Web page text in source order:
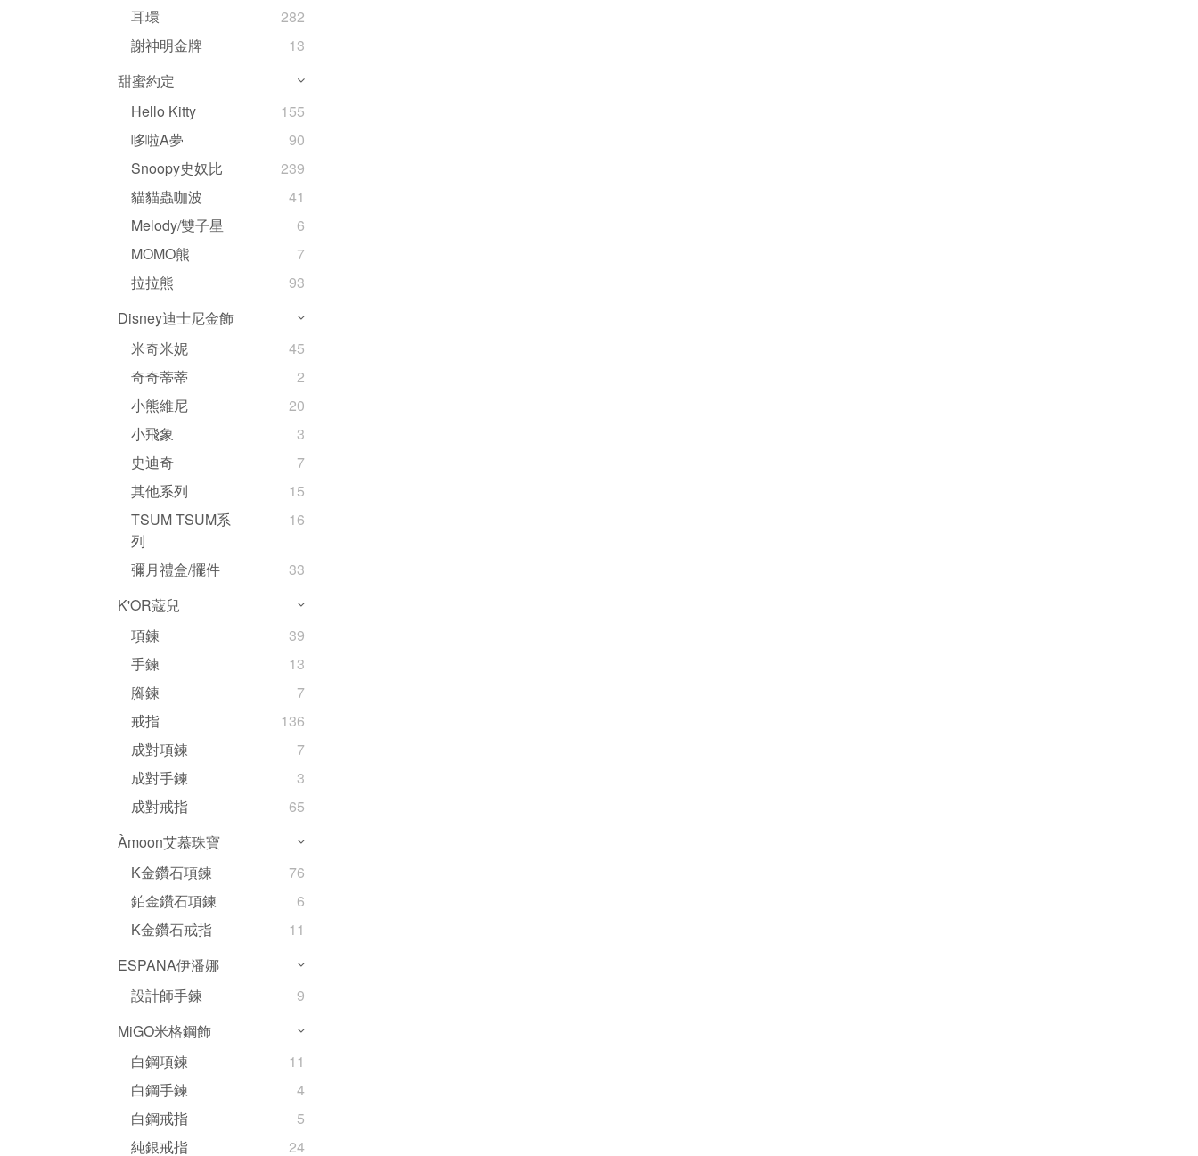
耳環
282
謝神明金牌
13
甜蜜約定
Hello Kitty
155
哆啦A夢
90
Snoopy史奴比
239
貓貓蟲咖波
41
Melody/雙子星
6
MOMO熊
7
拉拉熊
93
Disney迪士尼金飾
米奇米妮
45
奇奇蒂蒂
2
小熊維尼
20
小飛象
3
史迪奇
7
其他系列
15
TSUM TSUM系
列
16
彌月禮盒/擺件
33
K'OR蔻兒
項鍊
39
手鍊
13
腳鍊
7
戒指
136
成對項鍊
7
成對手鍊
3
成對戒指
65
Àmoon艾慕珠寶
K金鑽石項鍊
76
鉑金鑽石項鍊
6
K金鑽石戒指
11
ESPANA伊潘娜
設計師手鍊
9
MiGO米格鋼飾
白鋼項鍊
11
白鋼手鍊
4
白鋼戒指
5
純銀戒指
24